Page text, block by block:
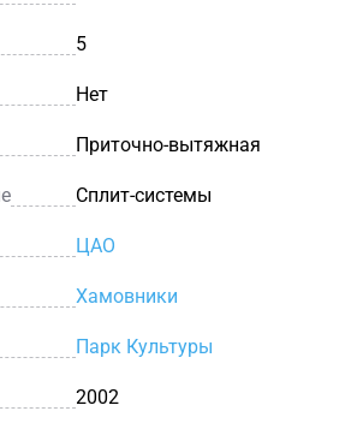
5
Нет
Приточно-вытяжная
Сплит-системы
ЦАО
Хамовники
Парк Культуры
2002